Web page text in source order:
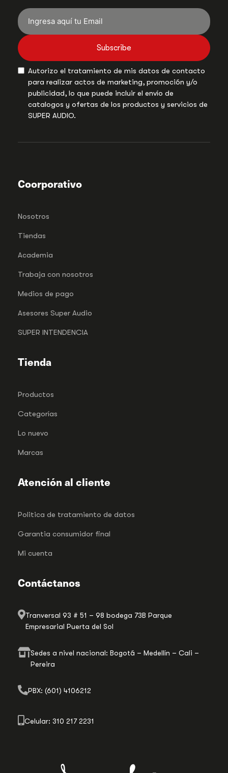
Subscribe
Autorizo el tratamiento de mis datos de contacto
para realizar actos de marketing, promoción y/o
publicidad, lo que puede incluir el envío de
catalogos y ofertas de los productos y servicios de
SUPER AUDIO.
Coorporativo
Nosotros
Tiendas
Academia
Trabaja con nosotros
Medios de pago
Asesores Super Audio
SUPER INTENDENCIA
Tienda
Productos
Categorías
Lo nuevo
Marcas
Atención al cliente
Politica de tratamiento de datos
Garantia consumidor final
Mi cuenta
Contáctanos
Tranversal 93 # 51 – 98 bodega 73B Parque
Empresarial Puerta del Sol
Sedes a nivel nacional: Bogotá – Medellín – Cali –
Pereira
PBX: (601) 4106212
Celular: 310 217 2231